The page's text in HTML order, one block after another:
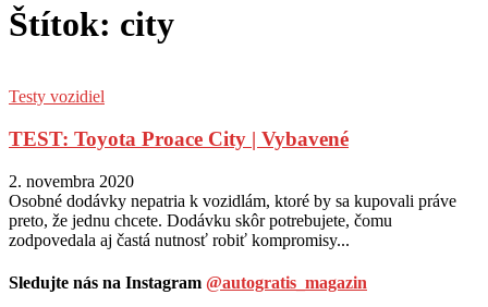
Štítok: city
Testy vozidiel
TEST: Toyota Proace City | Vybavené
2. novembra 2020
Osobné dodávky nepatria k vozidlám, ktoré by sa kupovali práve
preto, že jednu chcete. Dodávku skôr potrebujete, čomu
zodpovedala aj častá nutnosť robiť kompromisy...
Sledujte nás na Instagram @autogratis_magazin